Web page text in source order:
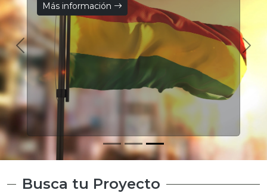
Más información
Busca tu Proyecto